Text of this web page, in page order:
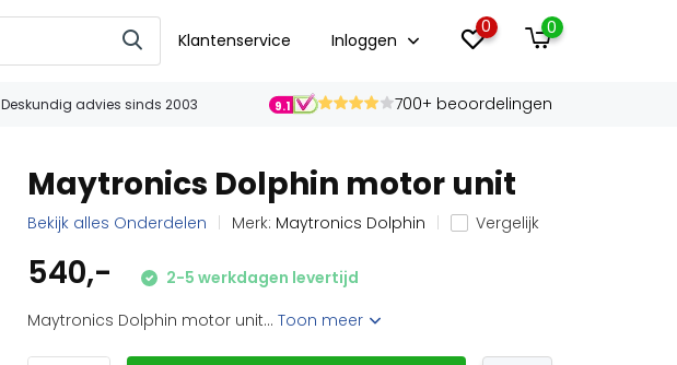
Klantenservice Inloggen
0 0
Deskundig advies sinds 2003 9.1
700+ beoordelingen
Maytronics Dolphin motor unit
Bekijk alles Onderdelen Merk: Maytronics Dolphin Vergelijk
540,-
2-5 werkdagen levertijd
Maytronics Dolphin motor unit...Toon meer